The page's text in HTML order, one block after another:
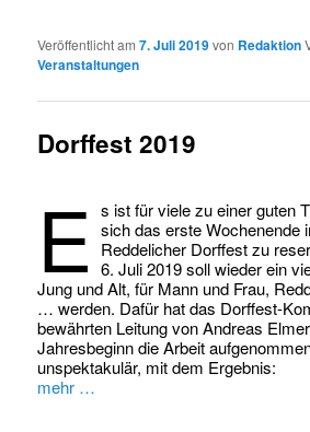
Veröffentlicht am7. Juli 2019von Redaktion
Veranstaltungen
Dorffest 2019
E s ist für viele zu einer guten
sich das erste Wochenende
Reddelicher Dorffest zu
6. Juli 2019 soll wieder ein
Jung und Alt, für Mann und Frau,
… werden. Dafür hat das Dorffest-
bewährten Leitung von Andreas
Jahresbeginn die Arbeit
unspektakulär, mit dem Ergebnis:
mehr …